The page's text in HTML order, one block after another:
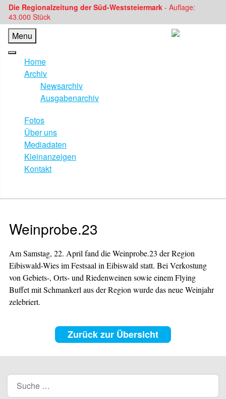
Die Regionalzeitung der Süd-Weststeiermark - Auflage:
43.000 Stück
Menu
Home
Archiv
Newsarchiv
Ausgabenarchiv
Fotos
Über uns
Mediadaten
Kleinanzeigen
Kontakt
Weinprobe.23
Am Samstag, 22. April fand die Weinprobe.23 der Region
Eibiswald-Wies im Festsaal in Eibiswald statt. Bei Verkostung
von Gebiets-, Orts- und Riedenweinen sowie einem Flying
Buffet mit Schmankerl aus der Region wurde das neue Weinjahr
zelebriert.
Zurück zur Übersicht